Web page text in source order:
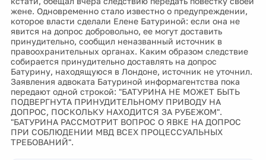
жене. Одновременно стало известно о предупреждении,
которое власти сделали Елене Батуриной: если она не
явится на допрос добровольно, ее могут доставить
принудительно, сообщил неназванный источник в
правоохранительных органах. Каким образом следствие
собирается принудительно доставлять на допрос
Батурину, находящуюся в Лондоне, источник не уточнил.
Заявления адвоката Батуриной информагентства пока
передают одной строкой: "БАТУРИНА НЕ МОЖЕТ БЫТЬ
ПОДВЕРГНУТА ПРИНУДИТЕЛЬНОМУ ПРИВОДУ НА
ДОПРОС, ПОСКОЛЬКУ НАХОДИТСЯ ЗА РУБЕЖОМ".
"БАТУРИНА РАССМОТРИТ ВОПРОС О ЯВКЕ НА ДОПРОС
ПРИ СОБЛЮДЕНИИ МВД ВСЕХ ПРОЦЕССУАЛЬНЫХ
ТРЕБОВАНИЙ".